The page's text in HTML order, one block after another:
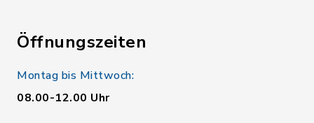
Öffnungszeiten
Montag bis Mittwoch:
08.00-12.00 Uhr